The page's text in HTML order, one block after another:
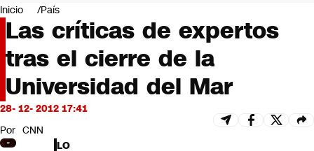
Negocios
Deportes
Programas completos
Cultura
Servicios
Bits
CNN tiempo
Futuro 360
Opinión
Inicio País
Las críticas de expertos
tras el cierre de la
Universidad del Mar
28- 12- 2012 17:41
Por CNN
LO